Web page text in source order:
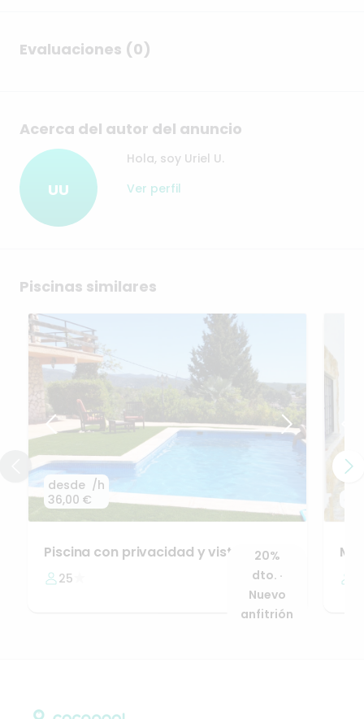
Evaluaciones (0)
Acerca del autor del anuncio
UU
Hola, soy Uriel U.
Ver perfil
Piscinas similares
desde
36,00 €
/h
Piscina con privacidad yvistas
increíbles
25
20%
dto. ·
Nuevo
anfitrión